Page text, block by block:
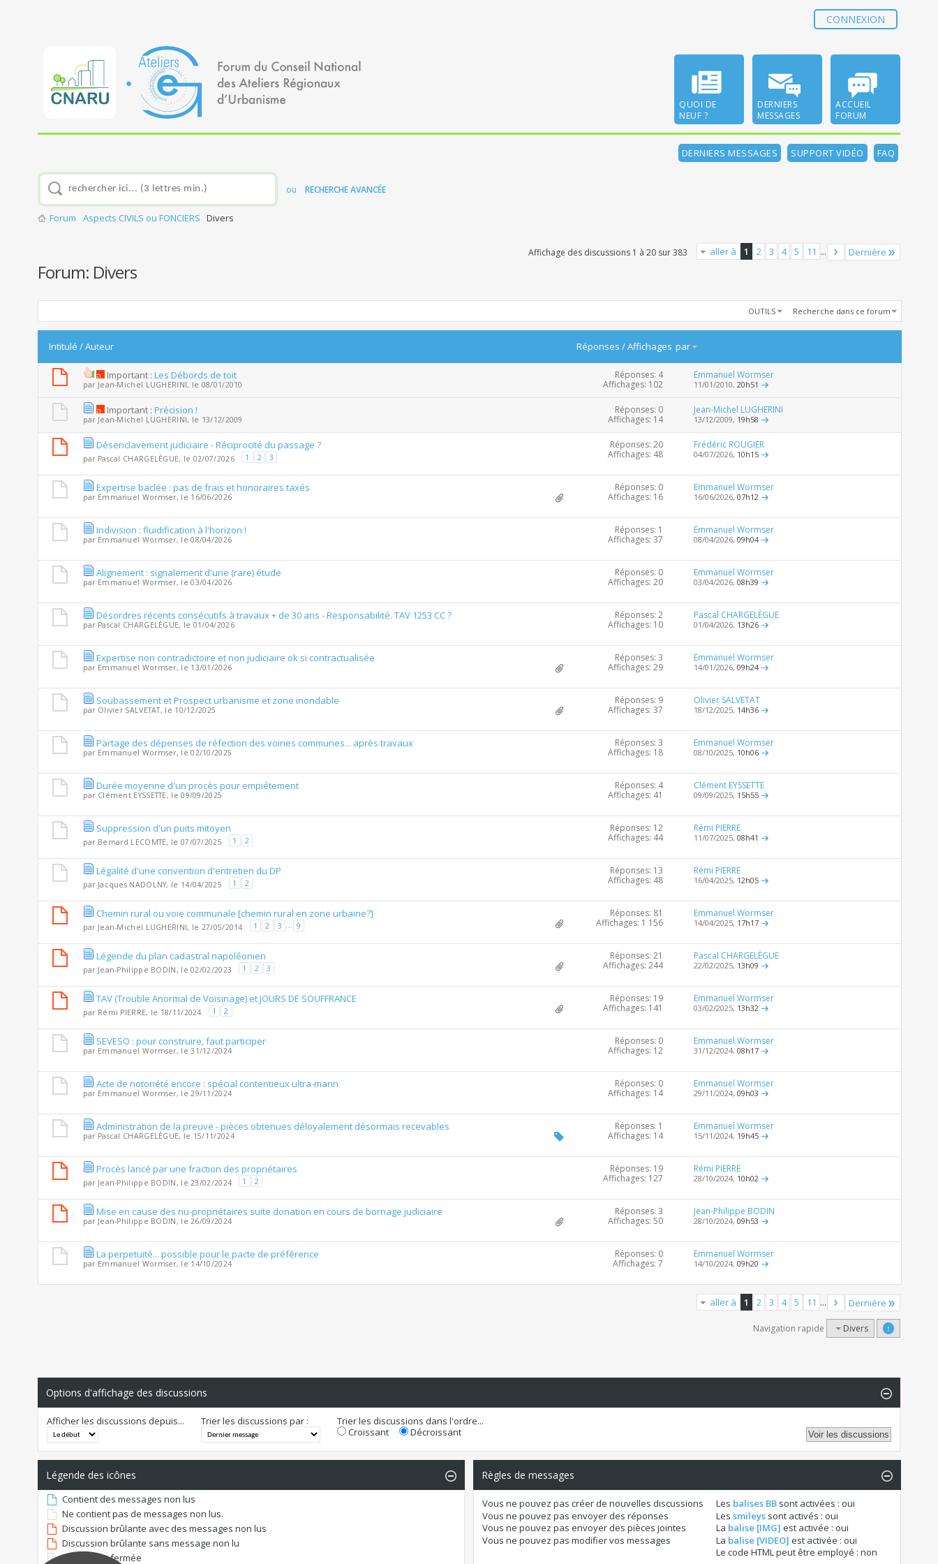
CONNEXION
QUOI DE
NEUF ?
DERNIERS
MESSAGES
ACCUEIL
FORUM
DERNIERS MESSAGES SUPPORT VIDÉO FAQ
ou RECHERCHE AVANCÉE
Forum Aspects CIVILS ou FONCIERS Divers
aller à 1 2 3 4 5 11 ... Dernière
Affichage des discussions 1 à 20 sur 383
Forum: Divers
OUTILS Recherche dans ce forum
Intitulé /Auteur Réponses /Affichages par
Important : Les Débords de toit
par Jean-Michel LUGHERINI, le 08/01/2010
Réponses: 4
Affichages: 102
Emmanuel Wormser
11/01/2010,20h51
Important : Précision !
par Jean-Michel LUGHERINI, le 13/12/2009
Réponses: 0
Affichages: 14
Jean-Michel LUGHERINI
13/12/2009, 19h58
Désenclavement judiciaire - Réciprocité du passage ?
par Pascal CHARGELÈGUE, le 02/07/2026 1 2 3
Réponses: 20
Affichages: 48
Frédéric ROUGIER
04/07/2026, 10h15
Expertise baclée : pas de frais et honoraires taxés
par Emmanuel Wormser, le 16/06/2026
Réponses: 0
Affichages: 16
Emmanuel Wormser
16/06/2026,07h12
Indivision : fluidification à l'horizon !
par Emmanuel Wormser, le 08/04/2026
Réponses: 1
Affichages: 37
Emmanuel Wormser
08/04/2026,09h04
Alignement : signalement d'une (rare) étude
par Emmanuel Wormser, le 03/04/2026
Réponses: 0
Affichages: 20
Emmanuel Wormser
03/04/2026,08h39
Désordres récents consécutifs à travaux + de 30 ans - Responsabilité. TAV 1253 CC ?
par Pascal CHARGELÈGUE, le 01/04/2026
Réponses: 2
Affichages: 10
Pascal CHARGELÈGUE
01/04/2026, 13h26
Expertise non contradictoire et non judiciaire ok si contractualisée
par Emmanuel Wormser, le 13/01/2026
Réponses: 3
Affichages: 29
Emmanuel Wormser
14/01/2026,09h24
Soubassement et Prospect urbanisme et zone inondable
par Olivier SALVETAT, le 10/12/2025
Réponses: 9
Affichages: 37
Olivier SALVETAT
18/12/2025, 14h36
Partage des dépenses de réfection des voiries communes... après travaux
par Emmanuel Wormser, le 02/10/2025
Réponses: 3
Affichages: 18
Emmanuel Wormser
08/10/2025, 10h06
Durée moyenne d'un procès pour empiétement
par Clément EYSSETTE, le 09/09/2025
Réponses: 4
Affichages: 41
Clément EYSSETTE
09/09/2025, 15h55
Suppression d'un puits mitoyen
par Bernard LECOMTE, le 07/07/2025 1 2
Réponses: 12
Affichages: 44
Rémi PIERRE
11/07/2025,08h41
Légalité d'une convention d'entretien du DP
par Jacques NADOLNY, le 14/04/2025 1 2
Réponses: 13
Affichages: 48
Rémi PIERRE
16/04/2025, 12h05
Chemin rural ou voie communale [chemin rural en zone urbaine?]
par Jean-Michel LUGHERINI, le 27/05/2014 1 2 3 ... 9
Réponses: 81
Affichages: 1 156
Emmanuel Wormser
14/04/2025, 17h17
Légende du plan cadastral napoléonien
par Jean-Philippe BODIN, le 02/02/2023 1 2 3
Réponses: 21
Affichages: 244
Pascal CHARGELÈGUE
22/02/2025, 13h09
TAV (Trouble Anormal de Voisinage) et JOURS DE SOUFFRANCE
par Rémi PIERRE, le 18/11/2024 1 2
Réponses: 19
Affichages: 141
Emmanuel Wormser
03/02/2025, 13h32
SEVESO : pour construire, faut participer
par Emmanuel Wormser, le 31/12/2024
Réponses: 0
Affichages: 12
Emmanuel Wormser
31/12/2024,08h17
Acte de notoriété encore : spécial contentieux ultra-marin
par Emmanuel Wormser, le 29/11/2024
Réponses: 0
Affichages: 14
Emmanuel Wormser
29/11/2024,09h03
Administration de la preuve - pièces obtenues déloyalement désormais recevables
par Pascal CHARGELÈGUE, le 15/11/2024
Réponses: 1
Affichages: 14
Emmanuel Wormser
15/11/2024, 19h45
Procès lancé par une fraction des propriétaires
par Jean-Philippe BODIN, le 23/02/2024 1 2
Réponses: 19
Affichages: 127
Rémi PIERRE
28/10/2024, 10h02
Mise en cause des nu-propriétaires suite donation en cours de bornage judiciaire
par Jean-Philippe BODIN, le 26/09/2024
Réponses: 3
Affichages: 50
Jean-Philippe BODIN
28/10/2024,09h53
La perpetuité... possible pour le pacte de préférence
par Emmanuel Wormser, le 14/10/2024
Réponses: 0
Affichages: 7
Emmanuel Wormser
14/10/2024,09h20
aller à 1 2 3 4 5 11 ... Dernière
Navigation rapide Divers ↑
Options d'affichage des discussions
Afficher les discussions depuis... Trier les discussions par :
Trier les discussions dans l'ordre...
Croissant
Décroissant
Légende des icônes
Contient des messages non lus
Ne contient pas de messages non lus.
Discussion brûlante avec des messages non lus
Discussion brûlante sans message non lu
Discussion fermée
Règles de messages
Vousne pouvez pas créer de nouvelles discussions
Vousne pouvez pas envoyer des réponses
Vousne pouvez pas envoyer des pièces jointes
Vousne pouvez pas modifier vos messages
Les balises BBsont activées : oui
Les smileyssont activés : oui
La balise [IMG] est activée : oui
La balise [VIDEO] est activée : oui
Le code HTML peut être employé : non